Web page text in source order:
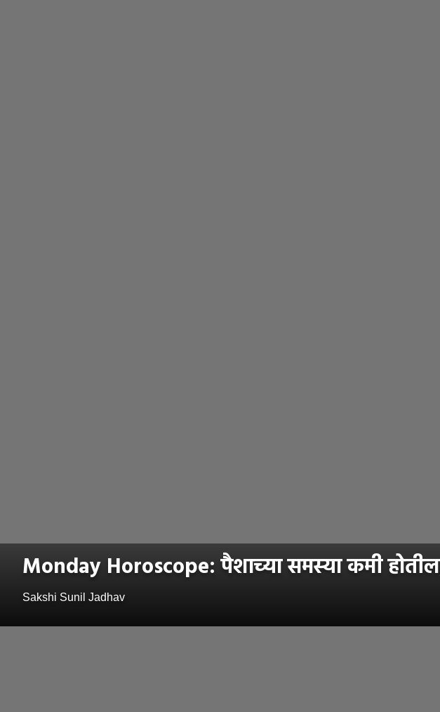
Monday Horoscope: पैशाच्या समस्या कमी होतील,
Sakshi Sunil Jadhav